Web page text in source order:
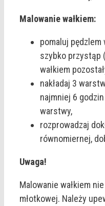
Malowanie wałkiem:
pomaluj
szybko przystąp
wałkiem
nakładaj 3
najmniej 6
warstwy,
rozprowadzaj
równomiernej,
Uwaga!
Malowanie wałkiem
młotkowej. Należy